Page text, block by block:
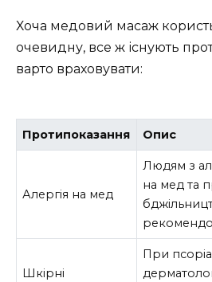
Хоча медовий масаж
очевидну, все ж існують
варто враховувати:
Протипоказання Опис
Алергія на мед
Людям з
на мед та
Шкірні
При